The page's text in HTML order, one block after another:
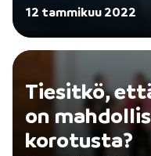
12 tammikuu 2022
Tiesitkö,
on
korotusta?